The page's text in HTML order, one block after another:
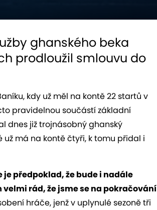
ghanského beka
prodloužil smlouvu do
kdy už měl na kontě 22 startů v
pravidelnou součástí základní
dnes již trojnásobný ghanský
má na kontě čtyři, k tomu přidal i
předpoklad, že bude i nadále
rád, že jsme se na pokračování
hráče, jenž v uplynulé sezoně tři